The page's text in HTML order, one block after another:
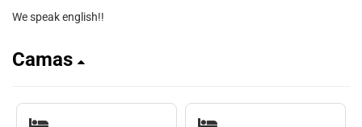
We speak english!!
Camas